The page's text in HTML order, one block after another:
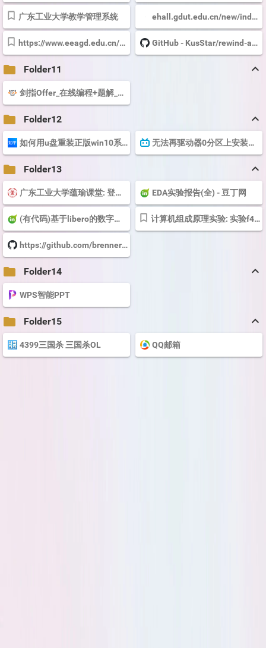
广东工业大学教学管理系统 ehall.gdut.edu.cn/new/index.html
https://www.eeagd.edu.cn/xyserv/djzs/201781013377_TmVnV3Z0Sm9XazlOZWgvaEMvd1VsMGRrNWU2OUx2WlpXdXB... GitHub - KusStar/rewind-apks
folder Folder11 keyboard_arrow_up
剑指Offer_在线编程+题解_牛客题霸_牛客网
folder Folder12 keyboard_arrow_up
如何用u盘重装正版win10系统？ - 知乎 无法再驱动器0分区上安装Windows10系统解决方法 - 哔哩哔哩
folder Folder13 keyboard_arrow_up
广东工业大学蕴瑜课堂: 登录本网站 EDA实验报告(全) - 豆丁网
(有代码)基于libero的数字逻辑设计仿真及验证实验(4-8) - 豆丁网 计算机组成原理实验: 实验f4b 8位12指令微程序CPU设计
https://github.com/brenner8023/gdut-course
folder Folder14 keyboard_arrow_up
WPS智能PPT
folder Folder15 keyboard_arrow_up
4399三国杀 三国杀OL QQ邮箱